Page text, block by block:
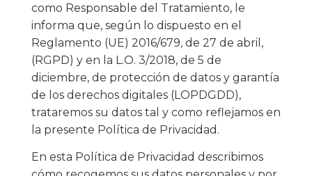
como Responsable del Tratamiento, le
informa que, según lo dispuesto en el
Reglamento (UE) 2016/679, de 27 de abril,
(RGPD) y en la L.O. 3/2018, de 5 de
diciembre, de protección de datos y garantía
de los derechos digitales (LOPDGDD),
trataremos su datos tal y como reflejamos en
la presente Política de Privacidad.
En esta Política de Privacidad describimos